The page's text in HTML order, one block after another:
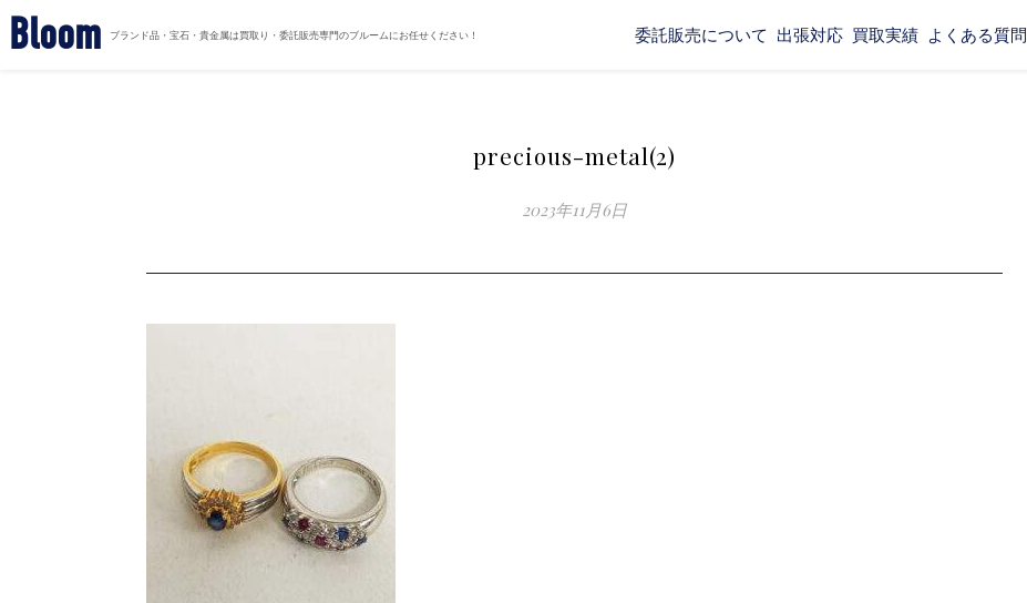
Bloom ブランド品・宝石・貴金属は買取り・委託販売専門のブルームにお任せください！ 委託販売について 出張対応 買取実績 よくある質問
precious-metal(2)
2023年11月6日